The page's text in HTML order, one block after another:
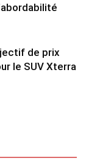
de prix
le SUV Xterra